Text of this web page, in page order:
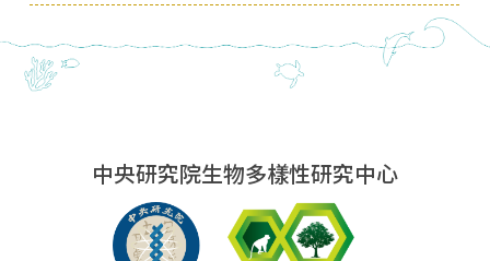
中央研究院生物多樣性研究中心